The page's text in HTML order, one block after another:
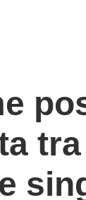
tra